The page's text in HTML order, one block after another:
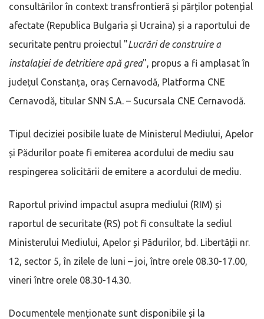
consultărilor în context transfrontieră și părților potențial
afectate (Republica Bulgaria și Ucraina) și a raportului de
securitate pentru proiectul "Lucrări de construire a
instalației de detritiere apă grea", propus a fi amplasat în
județul Constanța, oraș Cernavodă, Platforma CNE
Cernavodă, titular SNN S.A. – Sucursala CNE Cernavodă.
Tipul deciziei posibile luate de Ministerul Mediului, Apelor
și Pădurilor poate fi emiterea acordului de mediu sau
respingerea solicitării de emitere a acordului de mediu.
Raportul privind impactul asupra mediului (RIM) și
raportul de securitate (RS) pot fi consultate la sediul
Ministerului Mediului, Apelor și Pădurilor, bd. Libertății nr.
12, sector 5, în zilele de luni – joi, între orele 08.30-17.00,
vineri între orele 08.30-14.30.
Documentele menționate sunt disponibile și la